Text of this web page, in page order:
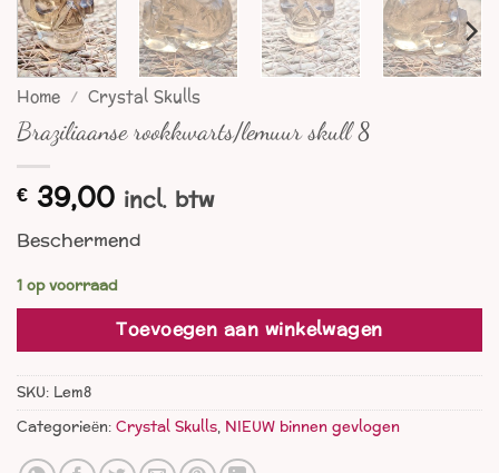
Home / Crystal Skulls
Braziliaanse rookkwarts/lemuur skull 8
€ 39,00 incl. btw
Beschermend
1 op voorraad
Toevoegen aan winkelwagen
SKU: Lem8
Categorieën:Crystal Skulls, NIEUW binnen gevlogen